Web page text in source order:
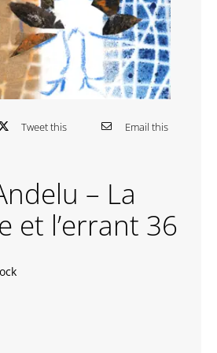
Tweet this Email this
– La
et l’errant 36